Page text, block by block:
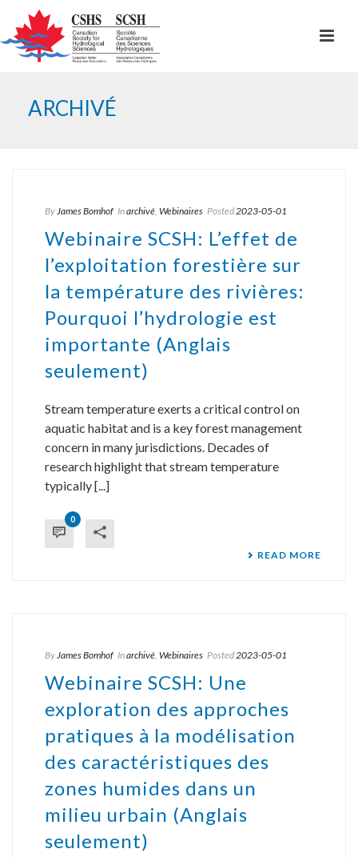
ARCHIVÉ
ByJames Bomhof Inarchivé, Webinaires Posted2023-05-01
Webinaire SCSH: L’effet de
l’exploitation forestière sur
la température des rivières:
Pourquoi l’hydrologie est
importante (Anglais
seulement)
Stream temperature exerts a critical control on
aquatic habitat and is a key forest management
concern in many jurisdictions. Decades of
research highlight that stream temperature
typically [...]
0
READ MORE
ByJames Bomhof Inarchivé, Webinaires Posted2023-05-01
Webinaire SCSH: Une
exploration des approches
pratiques à la modélisation
des caractéristiques des
zones humides dans un
milieu urbain (Anglais
seulement)